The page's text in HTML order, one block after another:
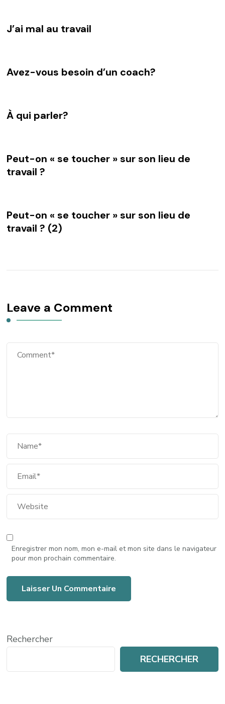
J’ai mal au travail
Avez-vous besoin d’un coach?
À qui parler?
Peut-on « se toucher » sur son lieu de
travail ?
Peut-on « se toucher » sur son lieu de
travail ? (2)
Leave a Comment
Enregistrer mon nom, mon e-mail et mon site dans le navigateur
pour mon prochain commentaire.
Rechercher
RECHERCHER